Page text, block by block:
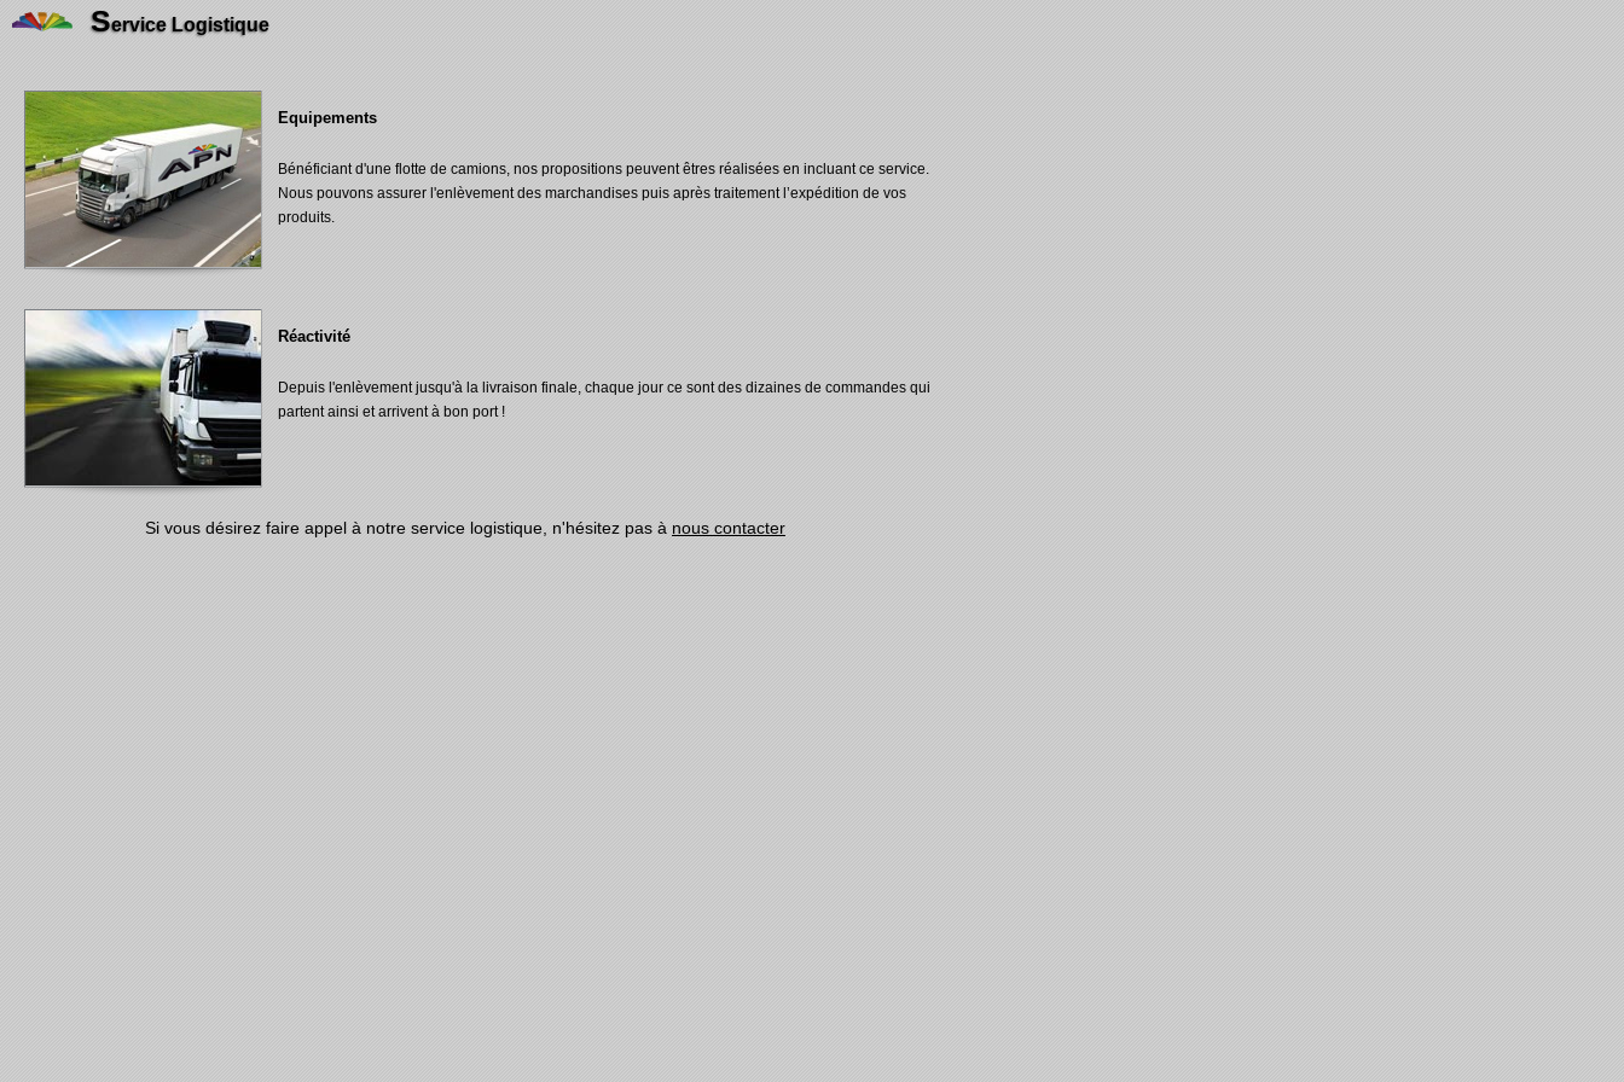
Service Logistique
Equipements
Bénéficiant d'une flotte de camions, nos propositions peuvent êtres réalisées en incluant ce service.
Nous pouvons assurer l'enlèvement des marchandises puis après traitement l’expédition de vos
produits.
Réactivité
Depuis l'enlèvement jusqu'à la livraison finale, chaque jour ce sont des dizaines de commandes qui
partent ainsi et arrivent à bon port !
Si vous désirez faire appel à notre service logistique, n'hésitez pas à nous contacter